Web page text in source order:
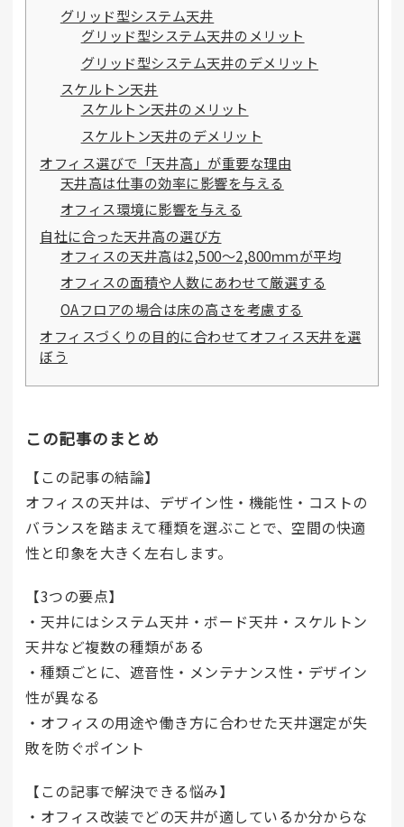
グリッド型システム天井
グリッド型システム天井のメリット
グリッド型システム天井のデメリット
スケルトン天井
スケルトン天井のメリット
スケルトン天井のデメリット
オフィス選びで「天井高」が重要な理由
天井高は仕事の効率に影響を与える
オフィス環境に影響を与える
自社に合った天井高の選び方
オフィスの天井高は2,500～2,800ｍｍが平均
オフィスの面積や人数にあわせて厳選する
OAフロアの場合は床の高さを考慮する
オフィスづくりの目的に合わせてオフィス天井を選
ぼう
この記事のまとめ
【この記事の結論】
オフィスの天井は、デザイン性・機能性・コストの
バランスを踏まえて種類を選ぶことで、空間の快適
性と印象を大きく左右します。
【3つの要点】
・天井にはシステム天井・ボード天井・スケルトン
天井など複数の種類がある
・種類ごとに、遮音性・メンテナンス性・デザイン
性が異なる
・オフィスの用途や働き方に合わせた天井選定が失
敗を防ぐポイント
【この記事で解決できる悩み】
・オフィス改装でどの天井が適しているか分からな